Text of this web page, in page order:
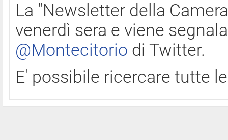
La "Newsletter della
venerdì sera e viene
@Montecitorio di Twitter.
E' possibile ricercare tutte